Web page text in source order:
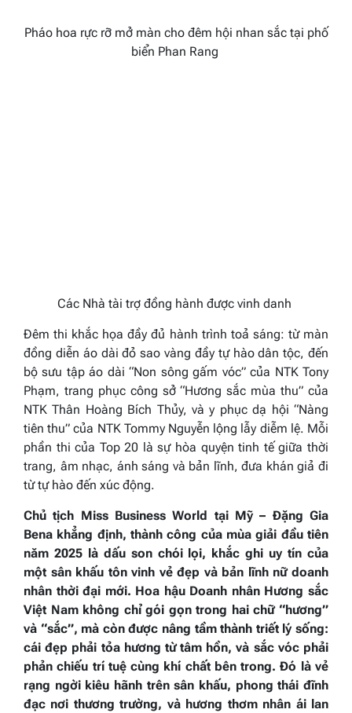
Pháo hoa rực rỡ mở màn cho đêm hội nhan sắc tại phố
biển Phan Rang
Các Nhà tài trợ đồng hành được vinh danh
Đêm thi khắc họa đầy đủ hành trình toả sáng: từ màn
đồng diễn áo dài đỏ sao vàng đầy tự hào dân tộc, đến
bộ sưu tập áo dài“Non sông gấm vóc”của NTK Tony
Phạm, trang phục công sở“Hương sắc mùa thu” của
NTK Thân Hoàng Bích Thủy, và y phục dạ hội “Nàng
tiên thu” của NTK Tommy Nguyễn lộng lẫy diễm lệ. Mỗi
phần thi của Top 20 là sự hòa quyện tinh tế giữa thời
trang, âm nhạc, ánh sáng và bản lĩnh, đưa khán giả đi
từ tự hào đến xúc động.
Chủ tịch Miss Business World tại Mỹ – Đặng Gia
Bena khẳng định, thành công của mùa giải đầu tiên
năm 2025 là dấu son chói lọi, khắc ghi uy tín của
một sân khấu tôn vinh vẻ đẹp và bản lĩnh nữ doanh
nhân thời đại mới. Hoa hậu Doanh nhân Hương sắc
Việt Nam không chỉ gói gọn trong hai chữ “hương”
và “sắc”, mà còn được nâng tầm thành triết lý sống:
cái đẹp phải tỏa hương từ tâm hồn, và sắc vóc phải
phản chiếu trí tuệ cùng khí chất bên trong. Đó là vẻ
rạng ngời kiêu hãnh trên sân khấu, phong thái đĩnh
đạc nơi thương trường, và hương thơm nhân ái lan